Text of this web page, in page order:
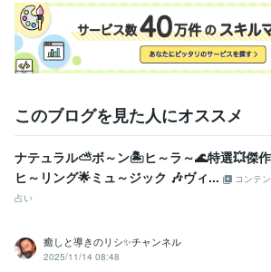
このブログを見た人にオススメ
ナテュラル⛅ボ～ン🏝️ヒ～ラ～🌊特選💥傑
ヒ～リング🌟ミュ～ジック 🎶ヴィ...
コンテ
占い
癒しと導きのリシ✨チャンネル
2025/11/14 08:48